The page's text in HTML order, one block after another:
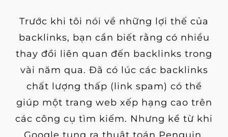
Trước khi tôi nói về những lợi thế của
backlinks, bạn cần biết rằng có nhiều
thay đổi liên quan đến backlinks trong
vài năm qua. Đã có lúc các backlinks
chất lượng thấp (link spam) có thể
giúp một trang web xếp hạng cao trên
các công cụ tìm kiếm. Nhưng kể từ khi